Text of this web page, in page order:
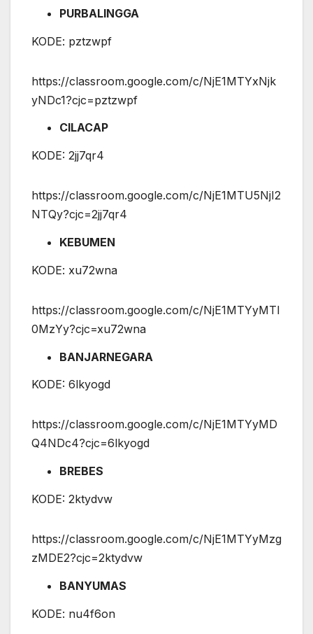
PURBALINGGA
KODE: pztzwpf
https://classroom.google.com/c/NjE1MTYxNjk
yNDc1?cjc=pztzwpf
CILACAP
KODE: 2jj7qr4
https://classroom.google.com/c/NjE1MTU5NjI2
NTQy?cjc=2jj7qr4
KEBUMEN
KODE: xu72wna
https://classroom.google.com/c/NjE1MTYyMTI
0MzYy?cjc=xu72wna
BANJARNEGARA
KODE: 6lkyogd
https://classroom.google.com/c/NjE1MTYyMD
Q4NDc4?cjc=6lkyogd
BREBES
KODE: 2ktydvw
https://classroom.google.com/c/NjE1MTYyMzg
zMDE2?cjc=2ktydvw
BANYUMAS
KODE: nu4f6on